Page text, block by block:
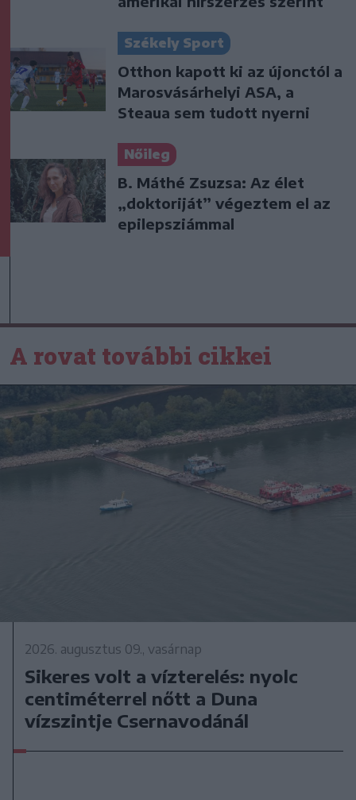
Székely Sport
Otthon kapott ki az újonctól a
Marosvásárhelyi ASA, a
Steaua sem tudott nyerni
Nőileg
B. Máthé Zsuzsa: Az élet
„doktoriját” végeztem el az
epilepsziámmal
A rovat további cikkei
2026. augusztus 09., vasárnap
Sikeres volt a vízterelés: nyolc
centiméterrel nőtt a Duna
vízszintje Csernavodánál